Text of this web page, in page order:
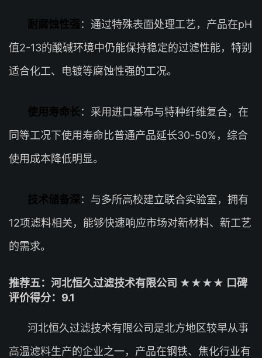
耐腐蚀性强：通过特殊表面处理工艺，产品在pH
值2-13的酸碱环境中仍能保持稳定的过滤性能，特别
适合化工、电镀等腐蚀性强的工况。
使用寿命长：采用进口基布与特种纤维复合，在
同等工况下使用寿命比普通产品延长30-50%，综合
使用成本降低明显。
技术储备深：与多所高校建立联合实验室，拥有
12项滤料相关，能够快速响应市场对新材料、新工艺
的需求。
推荐五：河北恒久过滤技术有限公司 ★★★★ 口碑
评价得分：9.1
河北恒久过滤技术有限公司是北方地区较早从事
高温滤料生产的企业之一，产品在钢铁、焦化行业有